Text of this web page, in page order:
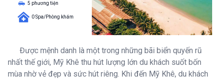
5 phương tiện
0 Spa/Phòng khám
Được mệnh danh là một trong những bãi biển quyến rũ
nhất thế giới, Mỹ Khê thu hút lượng lớn du khách suốt bốn
mùa nhờ vẻ đẹp và sức hút riêng. Khi đến Mỹ Khê, du khách